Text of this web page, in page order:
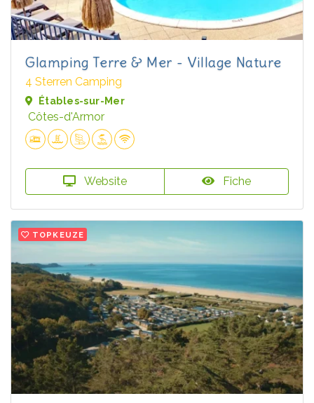
Glamping Terre & Mer - Village Nature
4 Sterren Camping
Étables-sur-Mer
Côtes-d'Armor
Website Fiche
TOPKEUZE